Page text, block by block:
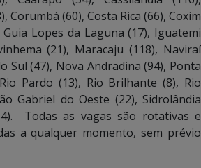
Corumbá (60), Costa Rica (66), Coxim
Lopes da Laguna (17), Iguatemi
(21), Maracaju (118), Naviraí
Sul (47), Nova Andradina (94), Ponta
Pardo (13), Rio Brilhante (8), Rio
Gabriel do Oeste (22), Sidrolândia
Todas as vagas são rotativas e
a qualquer momento, sem prévio